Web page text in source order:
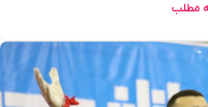
مطلب